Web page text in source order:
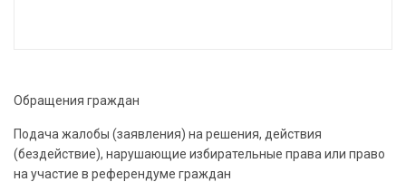
Обращения граждан
Подача жалобы (заявления) на решения, действия
(бездействие), нарушающие избирательные права или право
на участие в референдуме граждан